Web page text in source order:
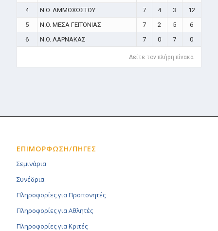
4
N.O. ΑΜΜΟΧΩΣΤΟΥ 7 4 3
12
5
N.O. ΜΕΣΑ ΓΕΙΤΟΝΙΑΣ 7 2 5
6
6
N.O. ΛΑΡΝΑΚΑΣ 7 0 7 0
Δείτε τον πλήρη πίνακα
ΕΠΙΜΟΡΦΩΣΗ/ΠΗΓΕΣ
Σεμινάρια
Συνέδρια
Πληροφορίες για Προπονητές
Πληροφορίες για Αθλητές
Πληροφορίες για Κριτές